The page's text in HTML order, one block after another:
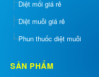
Diệt mối giá rẻ
Diệt muỗi giá rẻ
Phun thuốc diệt muỗi
SẢN PHẨM